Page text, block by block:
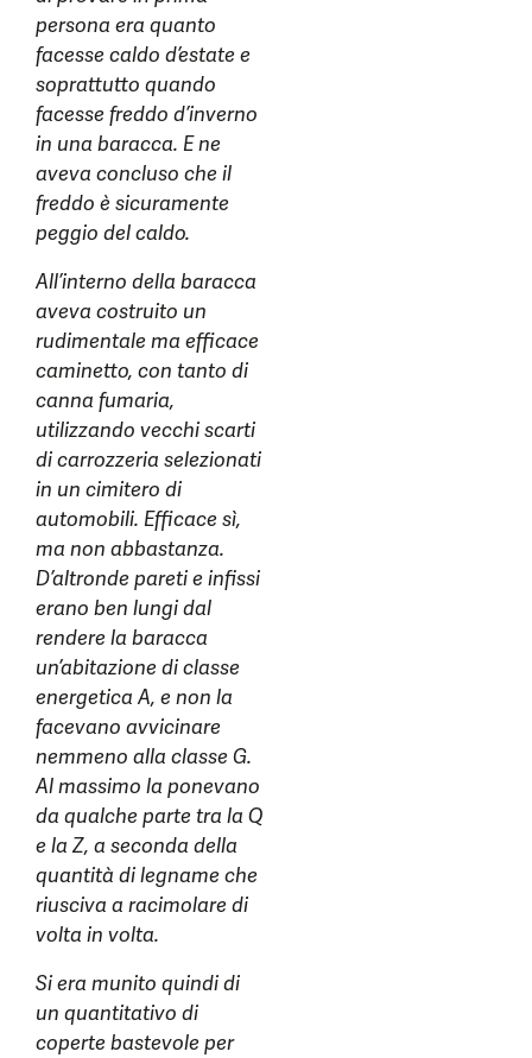
persona era quanto
facesse caldo d’estate e
soprattutto quando
facesse freddo d’inverno
in una baracca. E ne
aveva concluso che il
freddo è sicuramente
peggio del caldo.
All’interno della baracca
aveva costruito un
rudimentale ma efficace
caminetto, con tanto di
canna fumaria,
utilizzando vecchi scarti
di carrozzeria selezionati
in un cimitero di
automobili. Efficace sì,
ma non abbastanza.
D’altronde pareti e infissi
erano ben lungi dal
rendere la baracca
un’abitazione di classe
energetica A, e non la
facevano avvicinare
nemmeno alla classe G.
Al massimo la ponevano
da qualche parte tra la Q
e la Z, a seconda della
quantità di legname che
riusciva a racimolare di
volta in volta.
Si era munito quindi di
un quantitativo di
coperte bastevole per